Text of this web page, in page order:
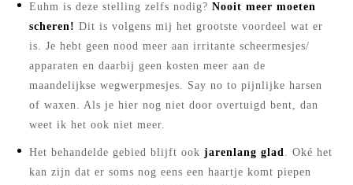
Euhm is deze stelling zelfs nodig?Nooit meer moeten
scheren! Dit is volgens mij het grootste voordeel wat er
is. Je hebt geen nood meer aan irritante scheermesjes/
apparaten en daarbij geen kosten meer aan de
maandelijkse wegwerpmesjes. Say no to pijnlijke harsen
of waxen. Als je hier nog niet door overtuigd bent, dan
weet ik het ook niet meer.
Het behandelde gebied blijft ookjarenlang glad. Oké het
kan zijn dat er soms nog eens een haartje komt piepen